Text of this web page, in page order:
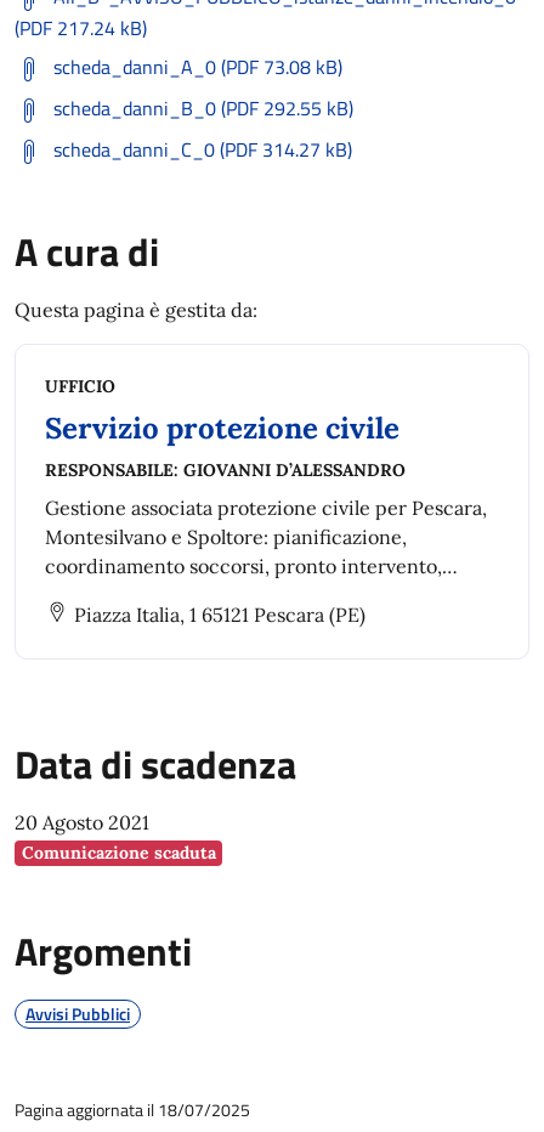
(PDF 217.24 kB)
scheda_danni_A_0 (PDF 73.08 kB)
scheda_danni_B_0 (PDF 292.55 kB)
scheda_danni_C_0 (PDF 314.27 kB)
A cura di
Questa pagina è gestita da:
UFFICIO
Servizio protezione civile
RESPONSABILE: GIOVANNI D’ALESSANDRO
Gestione associata protezione civile per Pescara,
Montesilvano e Spoltore: pianificazione,
coordinamento soccorsi, pronto intervento,
prevenzione rischi e predisposizione piani di
emergenza.
Piazza Italia, 1 65121 Pescara (PE)
Data di scadenza
20 Agosto 2021
Comunicazione scaduta
Argomenti
Avvisi Pubblici
Pagina aggiornata il 18/07/2025